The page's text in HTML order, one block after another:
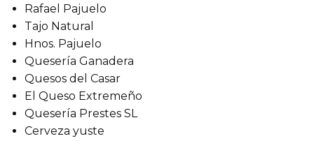
Rafael Pajuelo
Tajo Natural
Hnos. Pajuelo
Quesería Ganadera
Quesos del Casar
El Queso Extremeño
Quesería Prestes SL
Cerveza yuste